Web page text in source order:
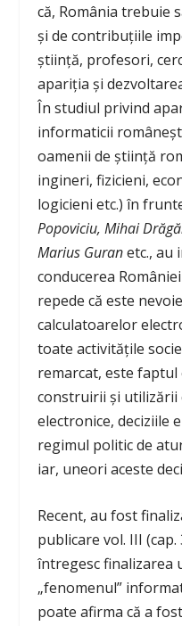
că, România trebuie
și de contribuțiile
știință, profesori,
apariția și
În studiul privind
informaticii
oamenii de știință
ingineri, fizicieni,
logicieni etc.) în
Popoviciu, Mihai
Marius Guranetc., au
conducerea
repede că este
calculatoarelor
toate activitățile
remarcat, este faptul
construirii și utilizării
electronice, deciziile
regimul politic de
iar, uneori aceste
Recent, au fost
publicare vol. III (cap.
întregesc finalizarea
„fenomenul”
poate afirma că a